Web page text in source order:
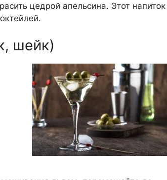
цедрой апельсина. Этот напиток
шейк)